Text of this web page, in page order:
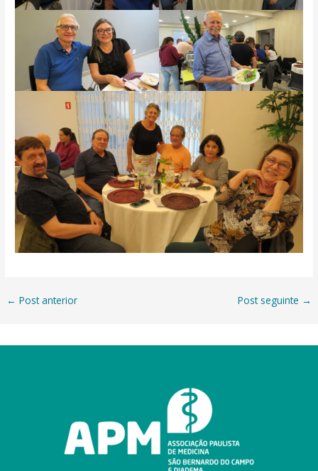
← Post anterior Post seguinte →